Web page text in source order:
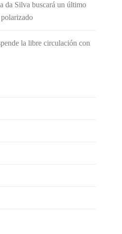
da Silva buscará un último
la libre circulación con